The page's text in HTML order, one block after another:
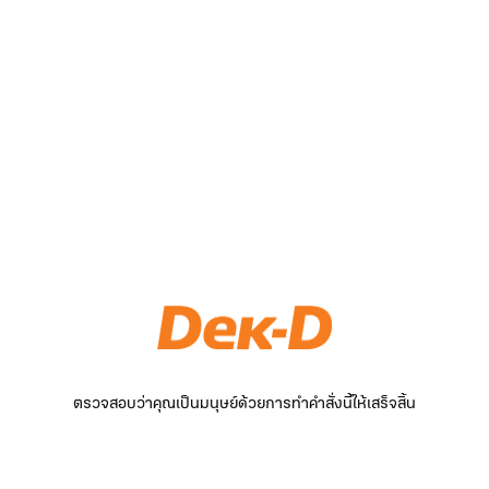
ตรวจสอบว่าคุณเป็นมนุษย์ด้วยการทำคำสั่งนี้ให้เสร็จสิ้น